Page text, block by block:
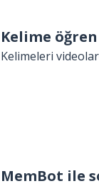
Kelime öğren
Kelimeleri
MemBot ile